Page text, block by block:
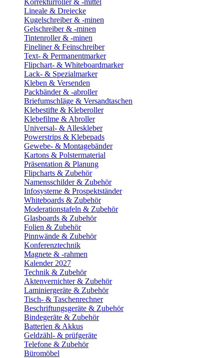
Korrekturroller & -mittel
Lineale & Dreiecke
Kugelschreiber & -minen
Gelschreiber & -minen
Tintenroller & -minen
Fineliner & Feinschreiber
Text- & Permanentmarker
Flipchart- & Whiteboardmarker
Lack- & Spezialmarker
Kleben & Versenden
Packbänder & -abroller
Briefumschläge & Versandtaschen
Klebestifte & Kleberoller
Klebefilme & Abroller
Universal- & Alleskleber
Powerstrips & Klebepads
Gewebe- & Montagebänder
Kartons & Polstermaterial
Präsentation & Planung
Flipcharts & Zubehör
Namensschilder & Zubehör
Infosysteme & Prospektständer
Whiteboards & Zubehör
Moderationstafeln & Zubehör
Glasboards & Zubehör
Folien & Zubehör
Pinnwände & Zubehör
Konferenztechnik
Magnete & -rahmen
Kalender 2027
Technik & Zubehör
Aktenvernichter & Zubehör
Laminiergeräte & Zubehör
Tisch- & Taschenrechner
Beschriftungsgeräte & Zubehör
Bindegeräte & Zubehör
Batterien & Akkus
Geldzähl- & prüfgeräte
Telefone & Zubehör
Büromöbel